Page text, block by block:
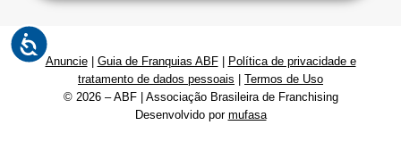
Anuncie| Guia de Franquias ABF|
Política de privacidade e
tratamento de dados pessoais
Termos de Uso
© 2026 – ABF | Associação Brasileira de Franchising
Desenvolvido por mufasa